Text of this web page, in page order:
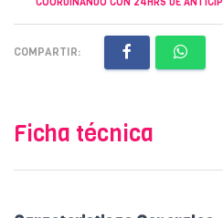
COMPARTIR:
Ficha técnica